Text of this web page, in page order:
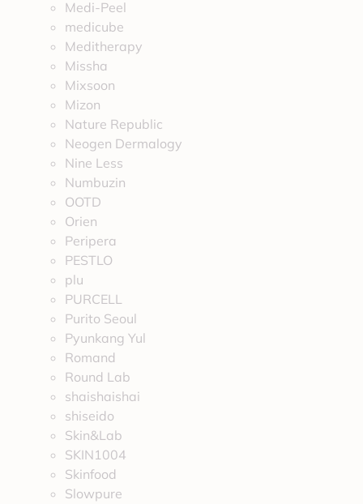
Medi-Peel
medicube
Meditherapy
Missha
Mixsoon
Mizon
Nature Republic
Neogen Dermalogy
Nine Less
Numbuzin
OOTD
Orien
Peripera
PESTLO
plu
PURCELL
Purito Seoul
Pyunkang Yul
Romand
Round Lab
shaishaishai
shiseido
Skin&Lab
SKIN1004
Skinfood
Slowpure